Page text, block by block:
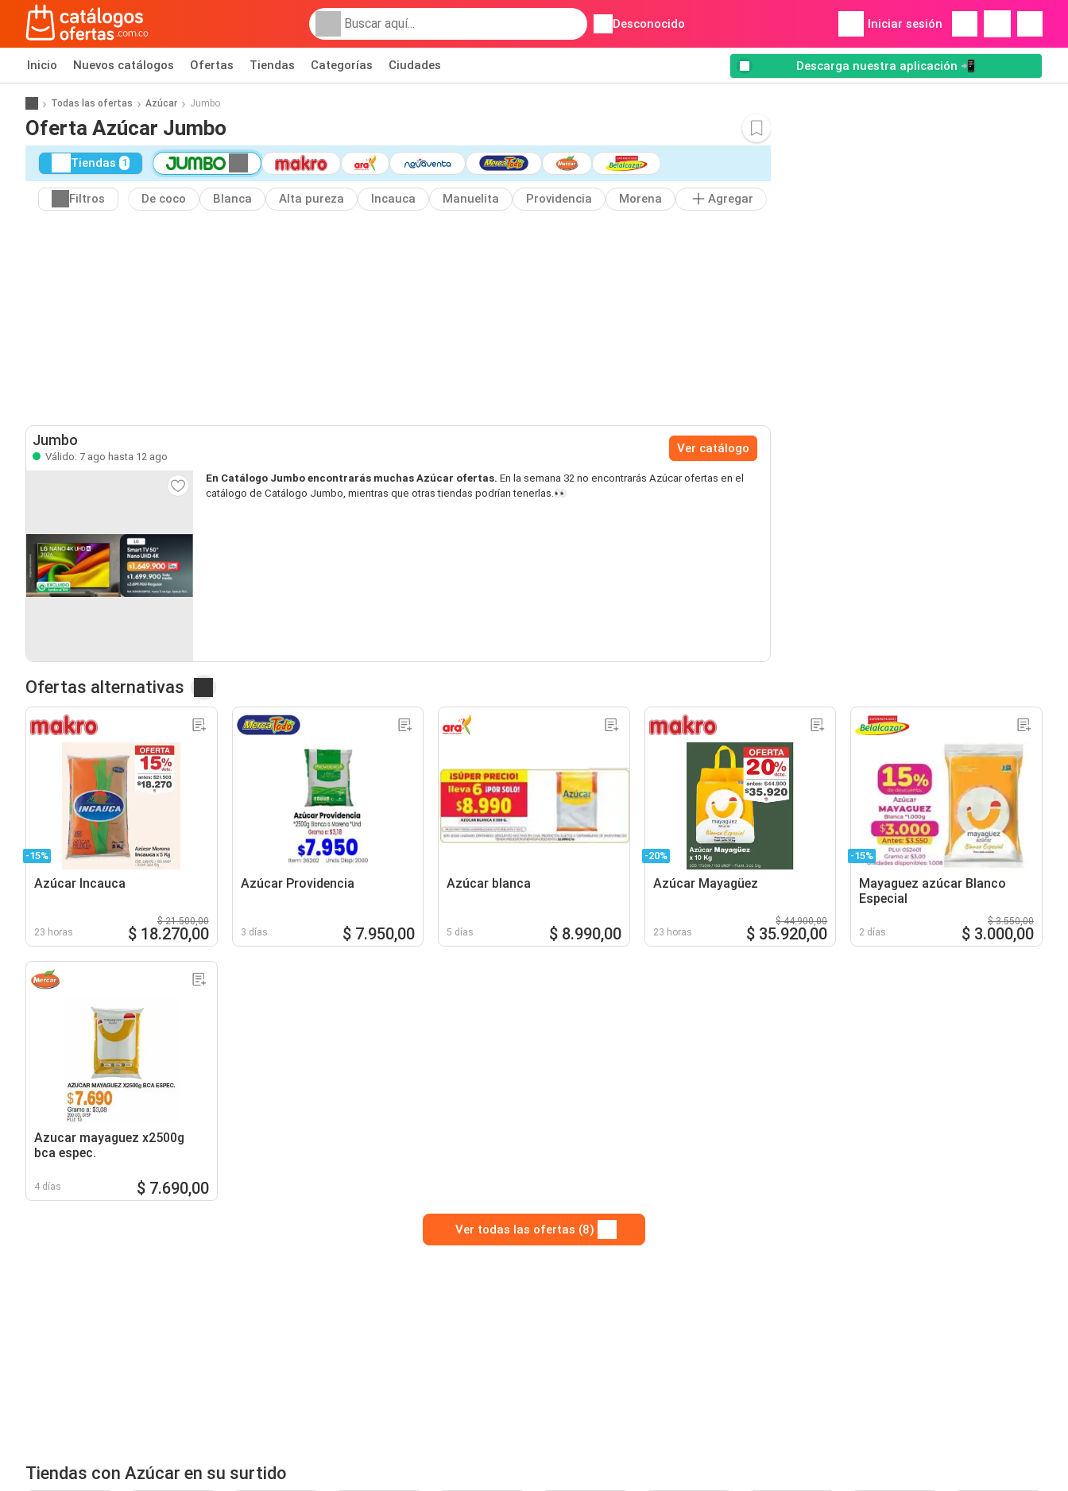
Desconocido Iniciar sesión
Inicio Nuevos catálogos Ofertas Tiendas Categorías Ciudades Descarga nuestra aplicación 📲
Todas las ofertas Azúcar Jumbo
Oferta Azúcar Jumbo
Tiendas 1
Filtros De coco Blanca Alta pureza Incauca Manuelita Providencia Morena Agregar
Jumbo
Válido: 7 ago hasta 12 ago
Ver catálogo
En Catálogo Jumbo encontrarás muchas Azúcar ofertas. En la semana 32 no encontrarás Azúcar ofertas en el
catálogo de Catálogo Jumbo, mientras que otras tiendas podrían tenerlas.👀
Ofertas alternativas
-15%
Azúcar Incauca
23 horas
$ 21.500,00
$ 18.270,00
Azúcar Providencia
3 días $ 7.950,00
Azúcar blanca
5 días $ 8.990,00
-20%
Azúcar Mayagüez
23 horas
$ 44.900,00
$ 35.920,00
-15%
Mayaguez azúcar Blanco
Especial
2 días
$ 3.550,00
$ 3.000,00
Azucar mayaguez x2500g
bca espec.
4 días $ 7.690,00
Ver todas las ofertas (8)
Tiendas con Azúcar en su surtido